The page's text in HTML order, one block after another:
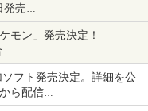
発売
した超大型チーズバーガー
モン」発売決定！
フト発売決定。詳細を公
ら配信